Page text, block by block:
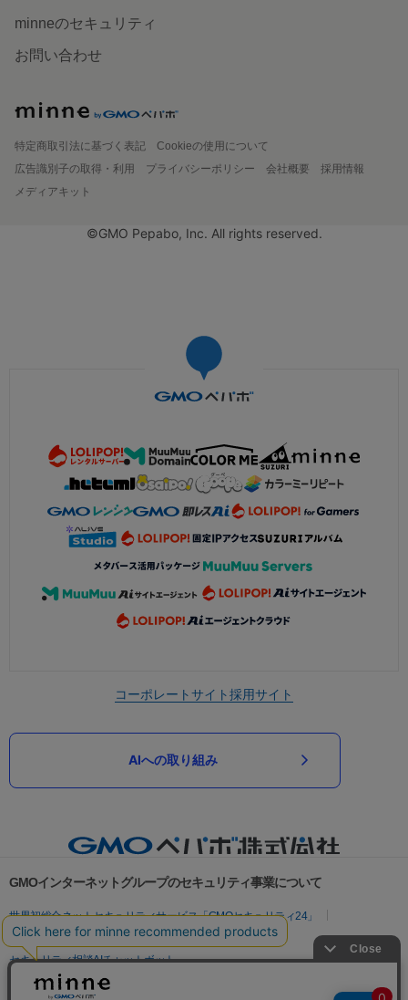
minneのセキュリティ
お問い合わせ
特定商取引法に基づく表記
Cookieの使用について
広告識別子の取得・利用
プライバシーポリシー 会社概要
採用情報
メディアキット
©GMO Pepabo, Inc. All rights reserved.
コーポレートサイト採用サイト
AIへの取り組み
GMOインターネットグループのセキュリティ事業について
世界初総合ネットセキュリティサービス「GMOセキュリティ24」
パスワード漏洩診断
Webサイトリスク診断
セキュリティ相談AIチャットボット
実在証明・盗聴対策